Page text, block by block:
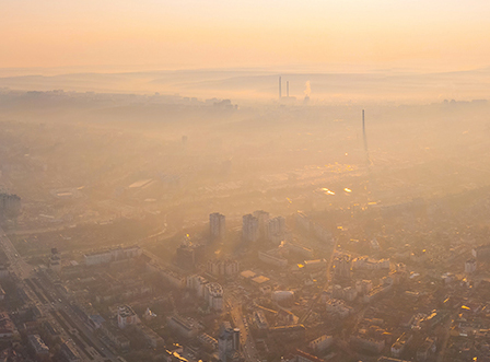
专题研
究
新闻中心